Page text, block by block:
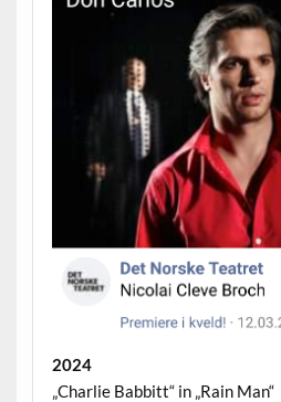
2024
„Charlie Babbitt“ in „Rain Man“